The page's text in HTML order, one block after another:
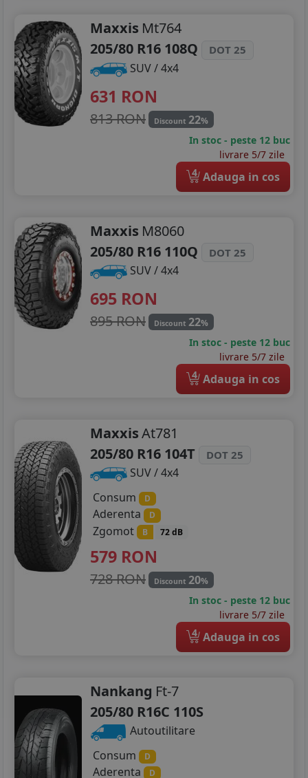
Maxxis Mt764
205/80 R16 108Q
DOT 25
SUV / 4x4
631 RON
813 RON Discount 22%
In stoc - peste 12 buc
livrare 5/7 zile
4 Adauga in cos
Maxxis M8060
205/80 R16 110Q
DOT 25
SUV / 4x4
695 RON
895 RON Discount 22%
In stoc - peste 12 buc
livrare 5/7 zile
4 Adauga in cos
MaxxisAt781
205/80 R16 104T
DOT 25
SUV / 4x4
Consum
D
Aderenta D
Zgomot B 72 dB
579 RON
728 RON Discount 20%
In stoc - peste 12 buc
livrare 5/7 zile
4 Adauga in cos
Nankang Ft-7
205/80 R16C 110S
Autoutilitare
Consum
D
Aderenta D